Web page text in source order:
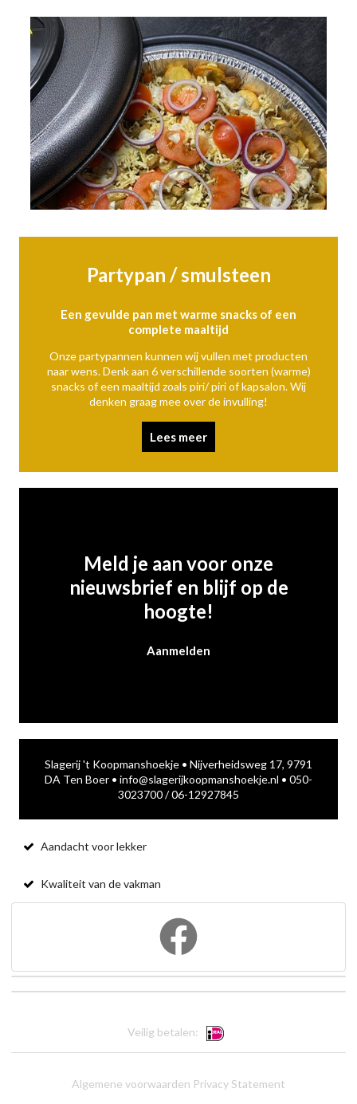
Partypan / smulsteen
Een gevulde pan met warme snacks of een
complete maaltijd
Onze partypannen kunnen wij vullen met producten
naar wens. Denk aan 6 verschillende soorten (warme)
snacks of een maaltijd zoals piri/ piri of kapsalon. Wij
denken graag mee over de invulling!
Lees meer
Meld je aan voor onze
nieuwsbrief en blijf op de
hoogte!
Aanmelden
Slagerij 't Koopmanshoekje • Nijverheidsweg 17, 9791
DA Ten Boer • info@slagerijkoopmanshoekje.nl • 050-
3023700/06-12927845
Aandacht voor lekker
Kwaliteit van de vakman
Veilig betalen:
Algemene voorwaarden Privacy Statement